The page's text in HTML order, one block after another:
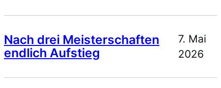
Nach drei Meisterschaften
endlich Aufstieg
7. Mai
2026